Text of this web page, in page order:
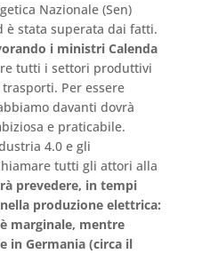
Nazionale (Sen)
stata superata dai fatti.
i ministri Calenda
tutti i settori produttivi
Per essere
davanti dovrà
e praticabile.
4.0 e gli
tutti gli attori alla
prevedere, in tempi
produzione elettrica:
marginale, mentre
in Germania (circa il